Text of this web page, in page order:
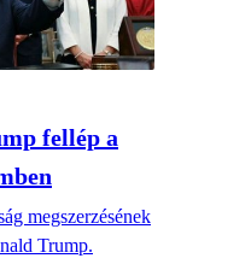
fellép a
megszerzésének
Trump.